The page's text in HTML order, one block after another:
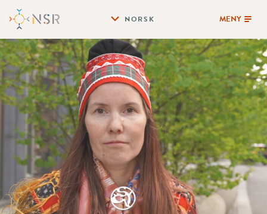
NORSK MENY